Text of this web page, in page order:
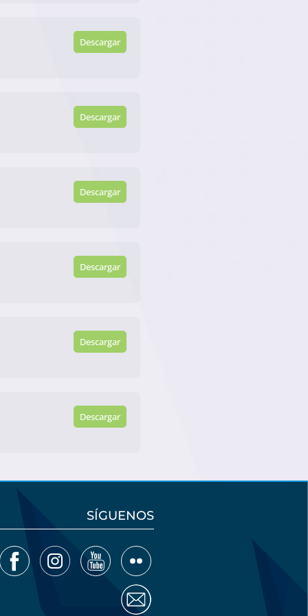
Descargar
Descargar
Descargar
Descargar
Descargar
Descargar
SÍGUENOS